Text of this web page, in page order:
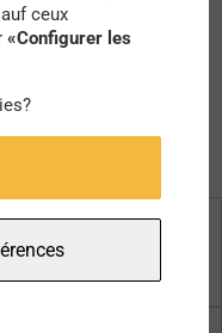
ceux
«Configurer les